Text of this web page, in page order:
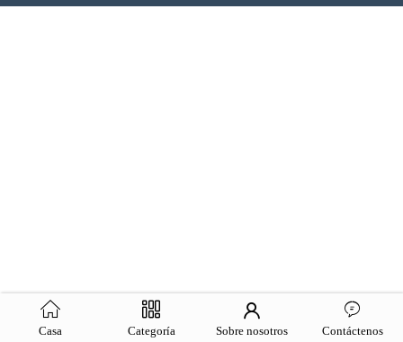
Casa Categoría Sobre nosotros Contáctenos